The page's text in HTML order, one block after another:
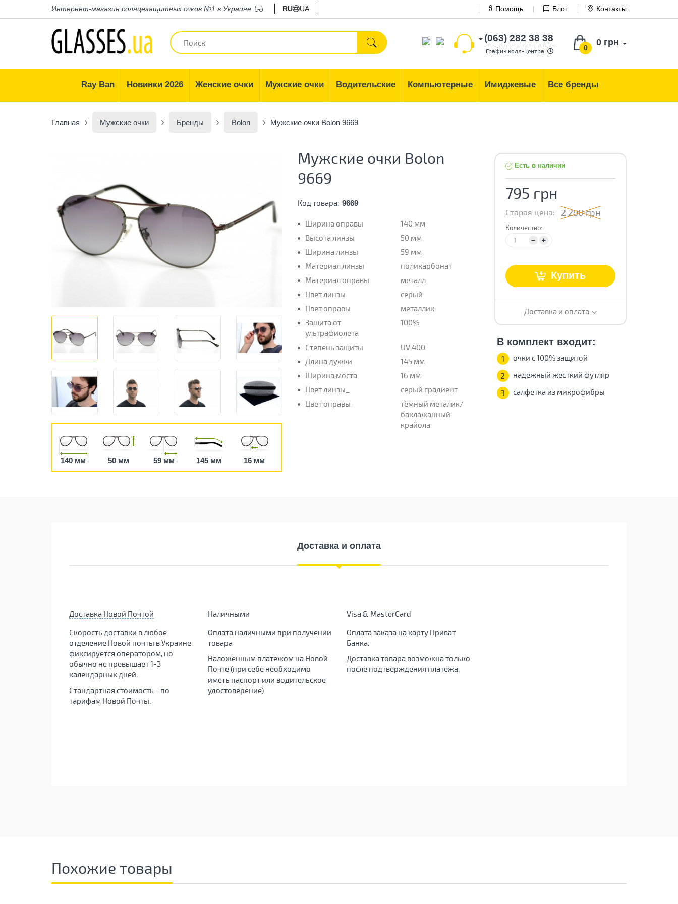
Интернет-магазин солнцезащитных очков №1 в Украине RU UA Помощь Блог Контакты
0
0 грн
(063) 282 38 38
График колл-центра
Ray Ban Новинки 2026 Женские очки Мужские очки Водительские Компьютерные Имиджевые Все бренды
Главная Мужские очки Бренды Bolon Мужские очки Bolon 9669
140 мм 50 мм 59 мм 145 мм 16 мм
Мужские очки Bolon
9669
Код товара: 9669
Ширина оправы
140 мм
Высота линзы
50 мм
Ширина линзы
59 мм
Материал линзы
поликарбонат
Материал оправы
металл
Цвет линзы
серый
Цвет оправы
металлик
Защита от
ультрафиолета
100%
Степень защиты
UV 400
Длина дужки
145 мм
Ширина моста
16 мм
Цвет линзы_
серый градиент
Цвет оправы_
тёмный металик/
баклажанный
крайола
Есть в наличии
795 грн
Старая цена: 2 290 грн
Количество:
Купить
Доставка и оплата
В комплект входит:
1 очки с 100% защитой
2 надежный жесткий футляр
3 салфетка из микрофибры
Доставка и оплата
Доставка Новой Почтой
Скорость доставки в любое
отделение Новой почты в Украине
фиксируется оператором, но
обычно не превышает 1-3
календарных дней.
Стандартная стоимость - по
тарифам Новой Почты.
Наличными
Оплата наличными при получении
товара
Наложенным платежом на Новой
Почте (при себе необходимо
иметь паспорт или водительское
удостоверение)
Visa & MasterCard
Оплата заказа на карту Приват
Банка.
Доставка товара возможна только
после подтверждения платежа.
Похожие товары